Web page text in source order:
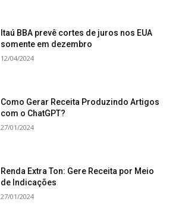
Itaú BBA prevê cortes de juros nos EUA
somente em dezembro
12/04/2024
Como Gerar Receita Produzindo Artigos
com o ChatGPT?
27/01/2024
Renda Extra Ton: Gere Receita por Meio
de Indicações
27/01/2024